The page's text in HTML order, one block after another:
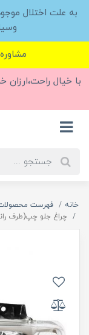
به علت اختلال
مشاوره و
با خیال
خانه
فهرست
چراغ جلو چپ(طرف